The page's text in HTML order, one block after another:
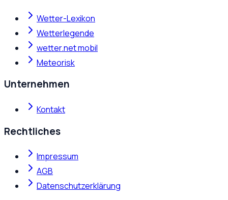
Wetter-Lexikon
Wetterlegende
wetter.net mobil
Meteorisk
Unternehmen
Kontakt
Rechtliches
Impressum
AGB
Datenschutzerklärung